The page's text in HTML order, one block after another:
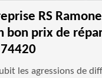
RS
bon prix de
les agressions de